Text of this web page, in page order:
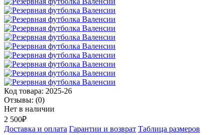
Код товара: 2025-26
Отзывы: (0)
Нет в наличии
2 500₽
Доставка и оплата Гарантии и возврат Таблица размеров